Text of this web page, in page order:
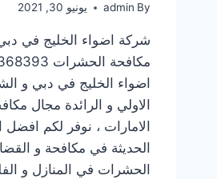
By
admin يونيو 30, 2021
شركة اضواء الخليج في
اضواء الخليج في دبي و
الاولي و الرائدة مجال
الامارات ، نوفر لكم افضل
الحديثة في مكافحة و
الحشرات في المنازل و